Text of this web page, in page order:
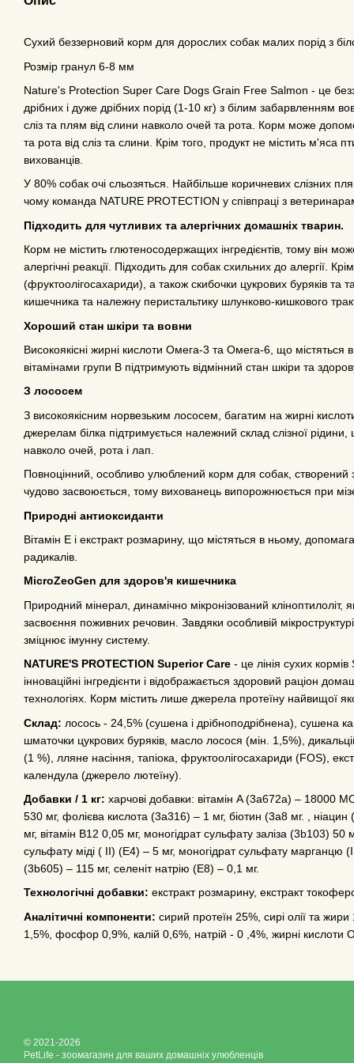
Сухий беззерновий корм для дорослих собак малих порід з
Розмір гранул 6-8 мм
Nature's Protection Super Care Dogs Grain Free Salmon - це
дрібних і дуже дрібних порід (1-10 кг) з білим забарвленням
сліз та плям від слини навколо очей та рота. Корм може
та рота від сліз та слини. Крім того, продукт не містить м'яса
вихованців.
У 80% собак очі сльозяться. Найбільше коричневих слізних
чому команда NATURE PROTECTION у співпраці з
Підходить для чутливих та алергічних домашніх тварин.
Корм не містить глютеносодержащих інгредієнтів, тому він
алергічні реакції. Підходить для собак схильних до алергії.
(фруктоолігосахариди), а також скибочки цукрових буряків та
кишечника та належну перистальтику шлунково-кишкового
Хороший стан шкіри та вовни
Високоякісні жирні кислоти Омега-3 та Омега-6, що містяться
вітамінами групи В підтримують відмінний стан шкіри та
З лососем
З високоякісним норвезьким лососем, багатим на жирні
джерелам білка підтримується належний склад слізної
навколо очей, рота і лап.
Повноцінний, особливо улюблений корм для собак, створений
чудово засвоюється, тому вихованець випорожнюється при
Природні антиоксиданти
Вітамін Е і екстракт розмарину, що містяться в ньому,
радикалів.
MicroZeoGen для здоров'я кишечника
Природний мінерал, динамічно мікронізований
засвоєння поживних речовин. Завдяки особливій
зміцнює імунну систему.
NATURE'S PROTECTION Superior Care - це лінія сухих
інноваційні інгредієнти і відображається здоровий раціон
технологіях. Корм містить лише джерела протеїну найвищої
Склад: лосось - 24,5% (сушена і дрібноподрібнена), сушена
шматочки цукрових буряків, масло лосося (мін. 1,5%),
(1 %), лляне насіння, тапіока, фруктоолігосахариди (FOS),
календула (джерело лютеїну).
Добавки / 1 кг: харчові добавки: вітамін A (3a672a) – 18000
530 мг, фолієва кислота (3a316) – 1 мг, біотин (3a8 мг. , ніацин
мг, вітамін B12 0,05 мг, моногідрат сульфату заліза (3b103)
сульфату міді ( II) (E4) – 5 мг, моногідрат сульфату марганцю
(3b605) – 115 мг, селеніт натрію (E8) – 0,1 мг.
Технологічні добавки: екстракт розмарину, екстракт
Аналітичні компоненти: сирий протеїн 25%, сирі олії та
1,5%, фосфор 0,9%, калій 0,6%, натрій - 0 ,4%, жирні
© 2021-2026
PetLife - зоомагазин для ваших домашніх улюбленців